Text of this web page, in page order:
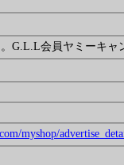
G.L.L会員ヤミーキャ
myshop/